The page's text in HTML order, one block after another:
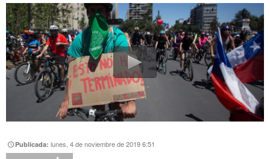
http://twitter.com/nexo_latino
Publicada:lunes, 4 de noviembre de 2019 6:51